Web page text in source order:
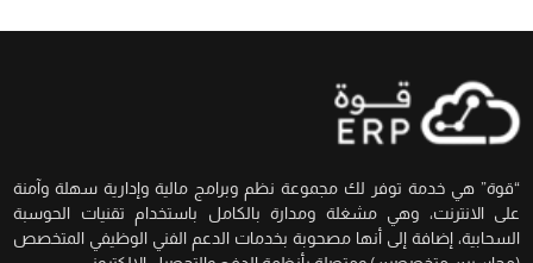
“قوة” هي خدمة توفر لك مجموعة نظم وبرامج مالية وإدارية سهلة وآمنة
على الانترنت، وهي مشغلة ومدارة بالكامل باستخدام تقنيات الحوسبة
السحابية، إضافة إلى أنها مصحوبة بخدمات الدعم الفني الوظيفي المتخصص